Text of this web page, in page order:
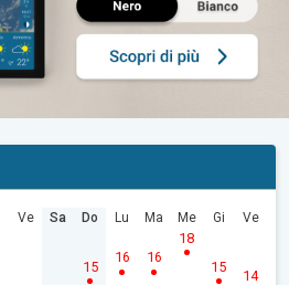
Ve Sa Do
15
Lu
16
Ma
16
Me
18
Gi
15
Ve
14